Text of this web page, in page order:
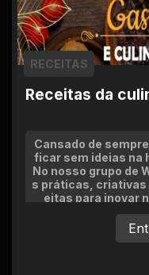
Receitas da
RECEITAS
Cansado de
ficar sem ideias na
No nosso grupo de
s práticas, criativas
eitas para inovar